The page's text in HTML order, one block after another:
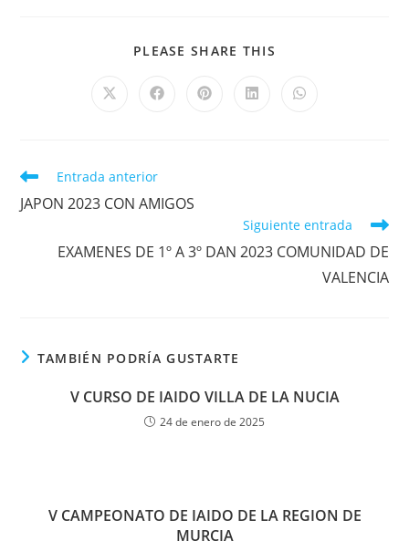
PLEASE SHARE THIS
Entrada anterior
JAPON 2023 CON AMIGOS
Siguiente entrada
EXAMENES DE 1º A 3º DAN 2023 COMUNIDAD DE
VALENCIA
TAMBIÉN PODRÍA GUSTARTE
V CURSO DE IAIDO VILLA DE LA NUCIA
24 de enero de 2025
V CAMPEONATO DE IAIDO DE LA REGION DE
MURCIA